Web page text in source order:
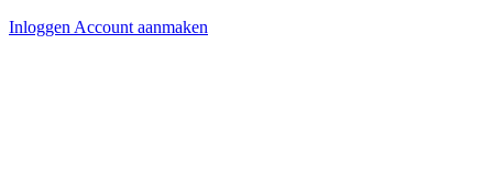
Inloggen Account aanmaken